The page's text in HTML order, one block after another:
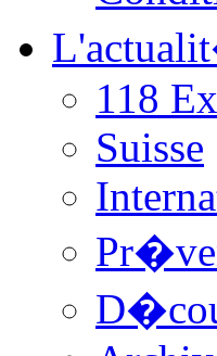
118
Suisse